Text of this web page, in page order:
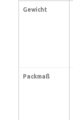
Gewicht
Packmaß